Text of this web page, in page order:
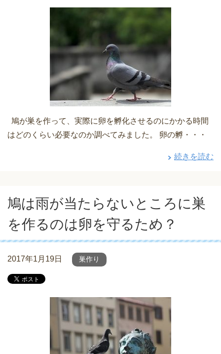
鳩が巣を作って、実際に卵を孵化させるのにかかる時間
はどのくらい必要なのか調べてみました。 卵の孵・・・
続きを読む
鳩は雨が当たらないところに巣
を作るのは卵を守るため？
2017年1月19日 巣作り